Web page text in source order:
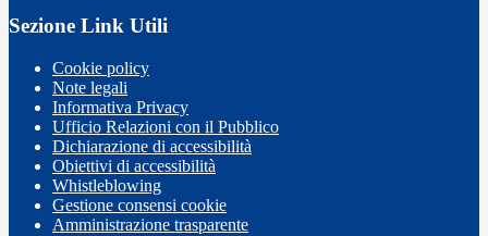
Sezione Link Utili
Cookie policy
Note legali
Informativa Privacy
Ufficio Relazioni con il Pubblico
Dichiarazione di accessibilità
Obiettivi di accessibilità
Whistleblowing
Gestione consensi cookie
Amministrazione trasparente